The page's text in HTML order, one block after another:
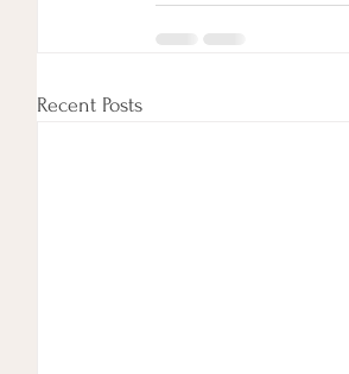
Recent Posts